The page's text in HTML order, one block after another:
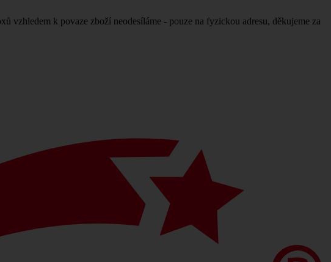
k povaze zboží neodesíláme - pouze na fyzickou adresu, děkujeme za